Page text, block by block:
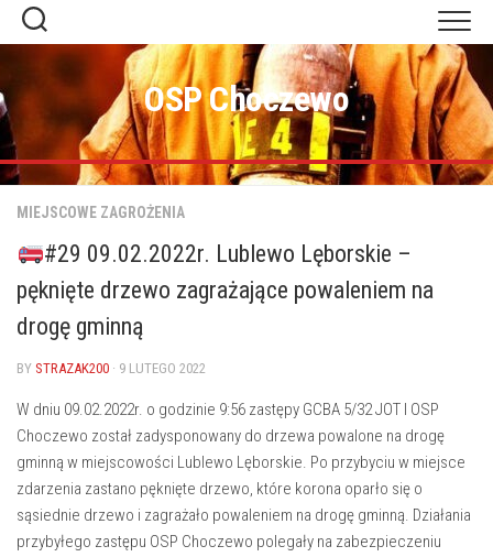
Skip
OSP Choczewo
MIEJSCOWE ZAGROŻENIA
#29 09.02.2022r. Lublewo Lęborskie –
pęknięte drzewo zagrażające powaleniem na
drogę gminną
BY STRAZAK200 · 9 LUTEGO 2022
W dniu 09.02.2022r. o godzinie 9:56 zastępy GCBA 5/32 JOT I OSP
Choczewo został zadysponowany do drzewa powalone na drogę
gminną w miejscowości Lublewo Lęborskie. Po przybyciu w miejsce
zdarzenia zastano pęknięte drzewo, które korona oparło się o
sąsiednie drzewo i zagrażało powaleniem na drogę gminną. Działania
przybyłego zastępu OSP Choczewo polegały na zabezpieczeniu